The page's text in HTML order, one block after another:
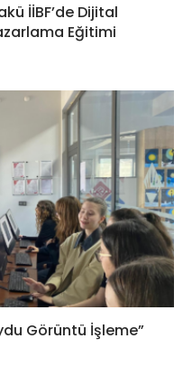
İİBF’de Dijital
Eğitimi
Görüntü İşleme”